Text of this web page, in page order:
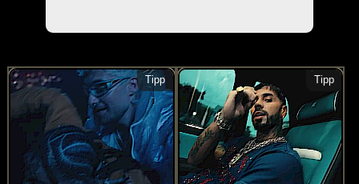
Tipp Tipp